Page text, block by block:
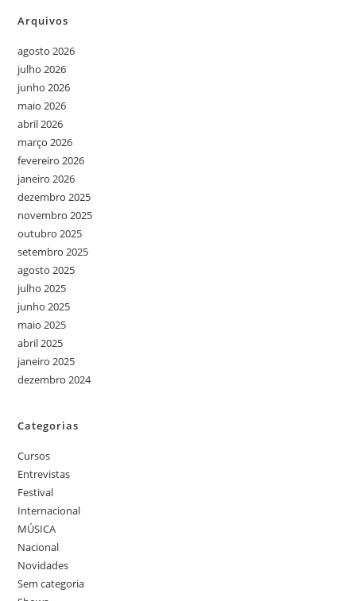
Arquivos
agosto 2026
julho 2026
junho 2026
maio 2026
abril 2026
março 2026
fevereiro 2026
janeiro 2026
dezembro 2025
novembro 2025
outubro 2025
setembro 2025
agosto 2025
julho 2025
junho 2025
maio 2025
abril 2025
janeiro 2025
dezembro 2024
Categorias
Cursos
Entrevistas
Festival
Internacional
MÚSICA
Nacional
Novidades
Sem categoria